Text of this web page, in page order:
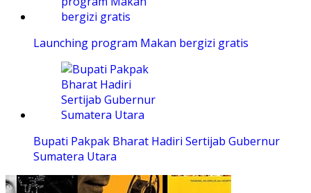
Launching program Makan bergizi gratis
Bupati Pakpak Bharat Hadiri Sertijab Gubernur
Sumatera Utara